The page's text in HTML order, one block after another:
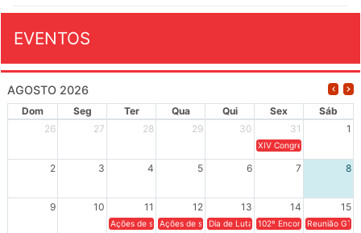
EVENTOS
AGOSTO 2026
Dom Seg Ter Qua Qui Sex
Sáb
26
27 28 29 30 31 1
XIV Congresso Brasileiro
2 3 4 5 6 7 8
9 10 11 12 13 14 15
Ações de solidariedade a Cuba no Rio Grande do Sul - 100
Ações de solidariedade a Cuba no Rio Grande do
Dia de Luta em Defesa de Cuba e da
102º Encontro da
Reunião